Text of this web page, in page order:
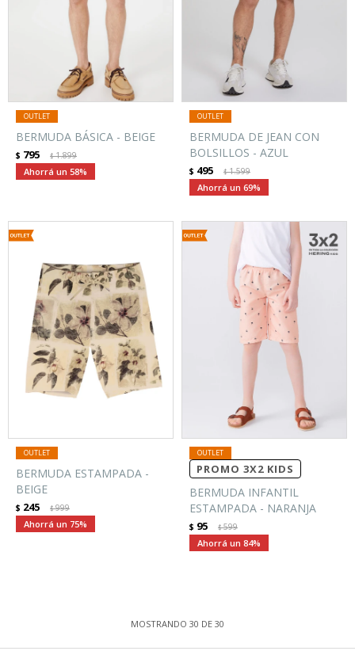
BERMUDA BÁSICA - BEIGE
$ 795 $1.899
58
BERMUDA DE JEAN CON
BOLSILLOS - AZUL
$ 495 $1.599
69
BERMUDA ESTAMPADA -
BEIGE
$ 245 $999
75
PROMO 3X2 KIDS
BERMUDA INFANTIL
ESTAMPADA - NARANJA
$ 95 $599
84
MOSTRANDO 30 DE 30